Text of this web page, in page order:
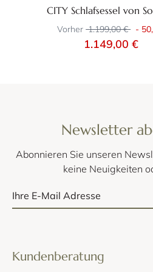
CITY Schlafsessel von
Vorher 1.199,00 € -
1.149,00 €
Newsletter
Abonnieren Sie unseren
keine Neuigkeiten
Kundenberatung